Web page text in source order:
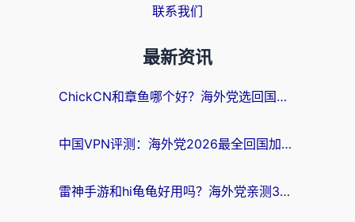
联系我们
最新资讯
ChickCN和章鱼哪个好？海外党选回国加速器的3个关键维度 + 实用避坑指南
中国VPN评测：海外党2026最全回国加速器选择指南，告别地区限制不踩坑
雷神手游和hi龟龟好用吗？海外党亲测3款回国加速器，教你选对国外到国内加速器